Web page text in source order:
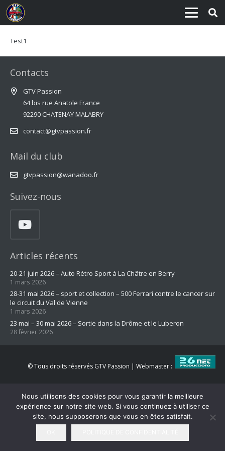
Test1
Contacts
GTV Passion
64 bis rue Anatole France
92290 CHATENAY MALABRY
contact@gtvpassion.fr
Mail du club
gtvpassion@wanadoo.fr
Suivez-nous
Articles récents
20-21 juin 2026 – Auto Rétro Sport à La Châtre en Berry
1 mars 2026
28-31 mai 2026 – sport et collection – 500 Ferrari contre le cancer sur
le circuit du Val de Vienne
1 mars 2026
23 mai – 30 mai 2026 – Sortie dans la Drôme et le Luberon
28 février 2026
© Tous droits réservés GTV Passion | Webmaster :
Nous utilisons des cookies pour vous garantir la meilleure
expérience sur notre site web. Si vous continuez à utiliser ce
site, nous supposerons que vous en êtes satisfait.